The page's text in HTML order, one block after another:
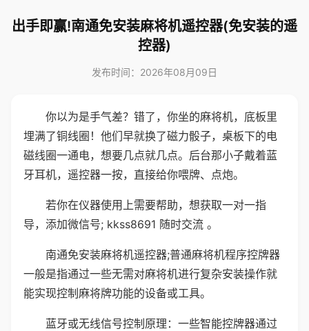
出手即赢!南通免安装麻将机遥控器(免安装的遥
控器)
发布时间：2026年08月09日
你以为是手气差？错了，你坐的麻将机，底板里
埋满了铜线圈！他们早就换了磁力骰子，桌板下的电
磁线圈一通电，想要几点就几点。后台那小子戴着蓝
牙耳机，遥控器一按，直接给你喂牌、点炮。
若你在仪器使用上需要帮助，想获取一对一指
导，添加微信号; kkss8691 随时交流 。
南通免安装麻将机遥控器;普通麻将机程序控牌器
一般是指通过一些无需对麻将机进行复杂安装操作就
能实现控制麻将牌功能的设备或工具。
蓝牙或无线信号控制原理：一些智能控牌器通过